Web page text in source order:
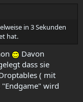
in 3 Sekunden
hat.
Davon
dass sie
( mit
wird